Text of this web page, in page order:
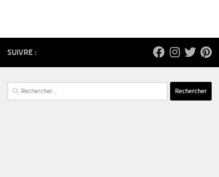
SUIVRE :
Rechercher :